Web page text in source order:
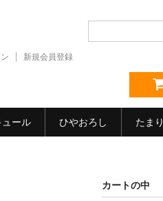
新規会員登録
ール ひやおろし たまり
カートの中